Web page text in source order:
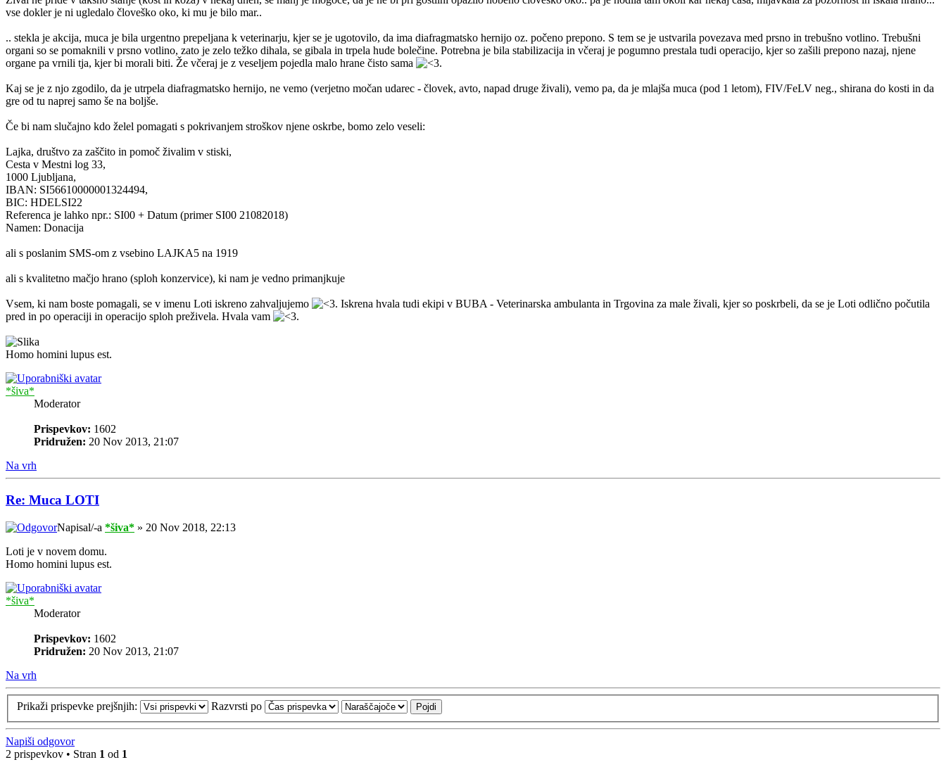
vse dokler je ni ugledalo človeško oko, ki mu je bilo mar..
.. stekla je akcija, muca je bila urgentno prepeljana k veterinarju, kjer se je ugotovilo, da ima diafragmatsko hernijo oz. počeno prepono. S tem se je ustvarila povezava med prsno in trebušno votlino. Trebušni
organi so se pomaknili v prsno votlino, zato je zelo težko dihala, se gibala in trpela hude bolečine. Potrebna je bila stabilizacija in včeraj je pogumno prestala tudi operacijo, kjer so zašili prepono nazaj, njene
organe pa vrnili tja, kjer bi morali biti. Že včeraj je z veseljem pojedla malo hrane čisto sama
.
Kaj se je z njo zgodilo, da je utrpela diafragmatsko hernijo, ne vemo (verjetno močan udarec - človek, avto, napad druge živali), vemo pa, da je mlajša muca (pod 1 letom), FIV/FeLV neg., shirana do kosti in da
gre od tu naprej samo še na boljše.
Če bi nam slučajno kdo želel pomagati s pokrivanjem stroškov njene oskrbe, bomo zelo veseli:
Lajka, društvo za zaščito in pomoč živalim v stiski,
Cesta v Mestni log 33,
1000 Ljubljana,
IBAN: SI56610000001324494,
BIC: HDELSI22
Referenca je lahko npr.: SI00 + Datum (primer SI00 21082018)
Namen: Donacija
ali s poslanim SMS-om z vsebino LAJKA5 na 1919
ali s kvalitetno mačjo hrano (sploh konzervice), ki nam je vedno primanjkuje
Vsem, ki nam boste pomagali, se v imenu Loti iskreno zahvaljujemo
. Iskrena hvala tudi ekipi v BUBA - Veterinarska ambulanta in Trgovina za male živali, kjer so poskrbeli, da se je Loti odlično počutila
pred in po operaciji in operacijo sploh preživela. Hvala vam
.
Homo homini lupus est.
*šiva*
Moderator
Prispevkov: 1602
Pridružen: 20 Nov 2013, 21:07
Na vrh
Re: Muca LOTI
Napisal/-a *šiva* » 20 Nov 2018, 22:13
Loti je v novem domu.
Homo homini lupus est.
*šiva*
Moderator
Prispevkov: 1602
Pridružen: 20 Nov 2013, 21:07
Na vrh
Prikaži prispevke prejšnjih: Razvrsti po
Napiši odgovor
2 prispevkov • Stran 1 od 1